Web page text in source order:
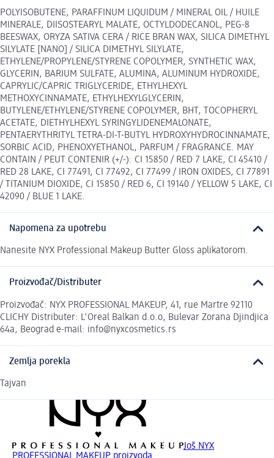
POLYISOBUTENE, PARAFFINUM LIQUIDUM / MINERAL OIL / HUILE
MINERALE, DIISOSTEARYL MALATE, OCTYLDODECANOL, PEG-8
BEESWAX, ORYZA SATIVA CERA / RICE BRAN WAX, SILICA DIMETHYL
SILYLATE [NANO] / SILICA DIMETHYL SILYLATE,
ETHYLENE/PROPYLENE/STYRENE COPOLYMER, SYNTHETIC WAX,
GLYCERIN, BARIUM SULFATE, ALUMINA, ALUMINUM HYDROXIDE,
CAPRYLIC/CAPRIC TRIGLYCERIDE, ETHYLHEXYL
METHOXYCINNAMATE, ETHYLHEXYLGLYCERIN,
BUTYLENE/ETHYLENE/STYRENE COPOLYMER, BHT, TOCOPHERYL
ACETATE, DIETHYLHEXYL SYRINGYLIDENEMALONATE,
PENTAERYTHRITYL TETRA-DI-T-BUTYL HYDROXYHYDROCINNAMATE,
SORBIC ACID, PHENOXYETHANOL, PARFUM / FRAGRANCE. MAY
CONTAIN / PEUT CONTENIR (+/-): CI 15850 / RED 7 LAKE, CI 45410 /
RED 28 LAKE, CI 77491, CI 77492, CI 77499 / IRON OXIDES, CI 77891
/ TITANIUM DIOXIDE, CI 15850 / RED 6, CI 19140 / YELLOW 5 LAKE, CI
42090 / BLUE 1 LAKE.
Napomena za upotrebu
Nanesite NYX Professional Makeup Butter Gloss aplikatorom.
Proizvođač/Distributer
Proizvođač: NYX PROFESSIONAL MAKEUP, 41, rue Martre 92110
CLICHY Distributer: L'Oreal Balkan d.o.o, Bulevar Zorana Djindjica
64a, Beograd e-mail: info@nyxcosmetics.rs
Zemlja porekla
Tajvan
Još NYX